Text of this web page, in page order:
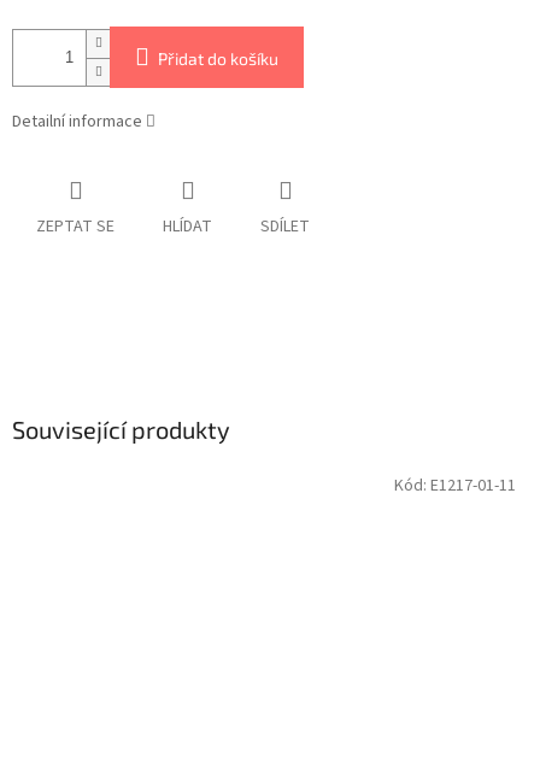
Přidat do košíku
Detailní informace
ZEPTAT SE HLÍDAT SDÍLET
Související produkty
Kód: E1217-01-11